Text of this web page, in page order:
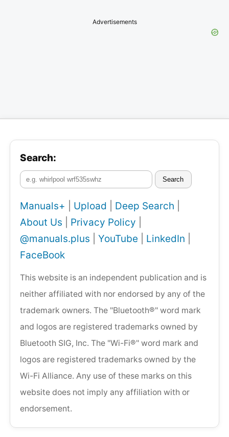
Advertisements
Search:
Search
Manuals+ Upload Deep Search
About Us
Privacy Policy
@manuals.plus
YouTube LinkedIn
FaceBook
This website is an independent publication and is
neither affiliated with nor endorsed by any of the
trademark owners. The "Bluetooth®" word mark
and logos are registered trademarks owned by
Bluetooth SIG, Inc. The "Wi-Fi®" word mark and
logos are registered trademarks owned by the
Wi-Fi Alliance. Any use of these marks on this
website does not imply any affiliation with or
endorsement.